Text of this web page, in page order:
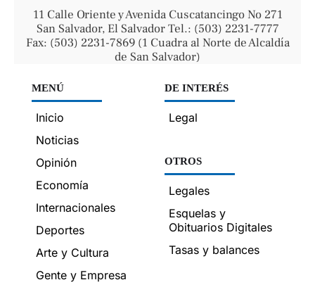
11 Calle Oriente y Avenida Cuscatancingo No 271
San Salvador, El Salvador Tel.: (503) 2231-7777
Fax: (503) 2231-7869 (1 Cuadra al Norte de Alcaldía
de San Salvador)
MENÚ
Inicio
Noticias
Opinión
Economía
Internacionales
Deportes
Arte y Cultura
Gente y Empresa
DE INTERÉS
Legal
OTROS
Legales
Esquelas y
Obituarios Digitales
Tasas y balances